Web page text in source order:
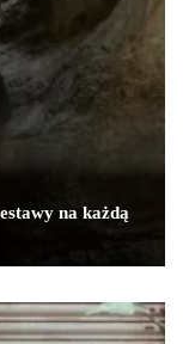
na każdą